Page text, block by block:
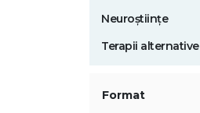
Neuroștiințe
Terapii alternative
Format